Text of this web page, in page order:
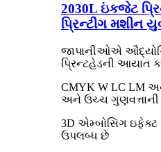
2030L ઇંકજેટ
પ્રિન્ટીંગ મશીન
જાપાનીઓએ
પ્રિન્ટહેડની આયાત
CMYK W LC LM
અને ઉચ્ચ ગુણવત્તાની
3D એમ્બોસિંગ ઇફેક્ટ
ઉપલબ્ધ છે